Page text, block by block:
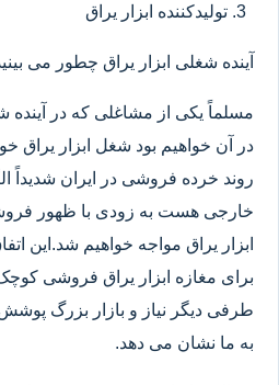
تولیدکننده ابزار یراق
آینده شغلی ابزار یراق چطور می
مسلماً یکی از مشاغلی که در
در آن خواهیم بود شغل ابزار یراق
روند خرده فروشی در ایران شدیداً
خارجی هست به زودی با ظهور
ابزار یراق مواجه خواهیم شد.این
برای مغازه ابزار یراق فروشی
طرفی دیگر نیاز و بازار بزرگ
به ما نشان می دهد.